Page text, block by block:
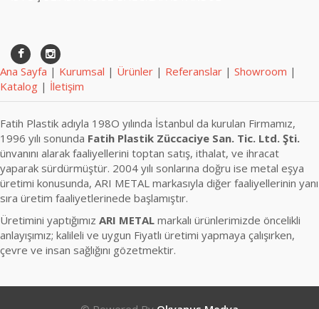
Ana Sayfa | Kurumsal | Ürünler | Referanslar | Showroom |
Katalog | İletişim
Fatih Plastik adıyla 198O yılında İstanbul da kurulan Firmamız,
1996 yılı sonunda Fatih Plastik Züccaciye San. Tic. Ltd. Şti.
ünvanını alarak faaliyellerini toptan satış, ithalat, ve ihracat
yaparak sürdürmüştür. 2004 yılı sonlarına doğru ise metal eşya
üretimi konusunda, ARI METAL markasıyla diğer faaliyellerinin yanı
sıra üretim faaliyetlerinede başlamıştır.
Üretimini yaptığımız ARI METAL markalı ürünlerimizde öncelikli
anlayışımız; kalileli ve uygun Fiyatlı üretimi yapmaya çalışırken,
çevre ve insan sağlığını gözetmektir.